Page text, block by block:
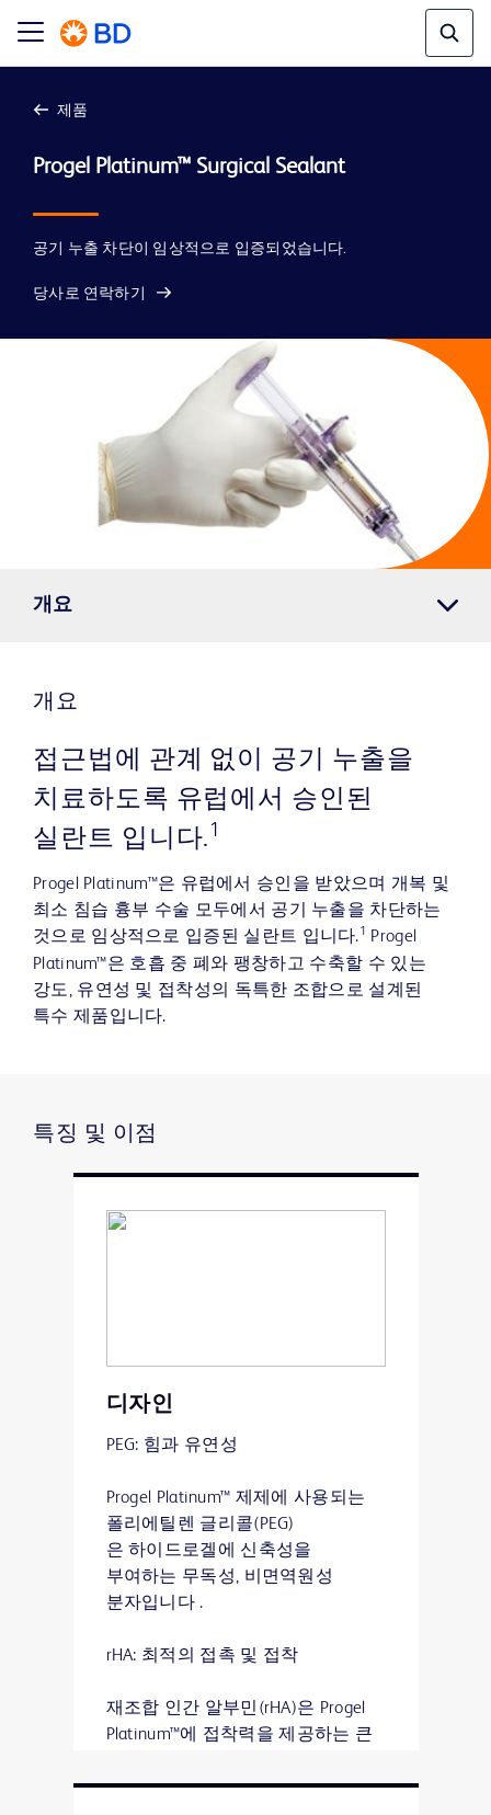
제품
공기 누출 차단이 임상적으로 입증되었습니다.
당사로 연락하기
개요
개요
접근법에 관계 없이 공기 누출을
치료하도록 유럽에서 승인된
실란트 입니다. 1
Progel Platinum™은 유럽에서 승인을 받았으며 개복 및
최소 침습 흉부 수술 모두에서 공기 누출을 차단하는
것으로 임상적으로 입증된 실란트 입니다.1
Progel
Platinum™은 호흡 중 폐와 팽창하고 수축할 수 있는
강도, 유연성 및 접착성의 독특한 조합으로 설계된
특수 제품입니다.
특징 및 이점
디자인
PEG: 힘과 유연성
Progel Platinum™ 제제에 사용되는
폴리에틸렌 글리콜(PEG)
은 하이드로겔에 신축성을
부여하는 무독성, 비면역원성
분자입니다 .
rHA: 최적의 접촉 및 접착
재조합 인간 알부민(rHA)은 Progel
Platinum™에 접착력을 제공하는 큰